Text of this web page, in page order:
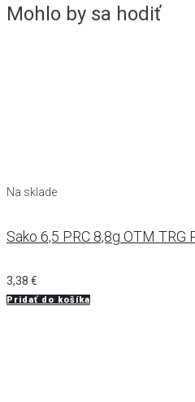
Mohlo by sa hodiť
Na sklade
Sako 6,5 PRC 8,8g OTM TRG
3,38 €
Pridať do košíka